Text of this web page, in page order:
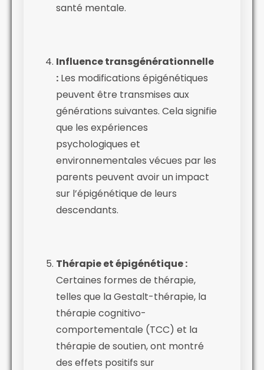
santé mentale.
Influence transgénérationnelle
: Les modifications épigénétiques
peuvent être transmises aux
générations suivantes. Cela signifie
que les expériences
psychologiques et
environnementales vécues par les
parents peuvent avoir un impact
sur l’épigénétique de leurs
descendants.
Thérapie et épigénétique :
Certaines formes de thérapie,
telles que la Gestalt-thérapie, la
thérapie cognitivo-
comportementale (TCC) et la
thérapie de soutien, ont montré
des effets positifs sur